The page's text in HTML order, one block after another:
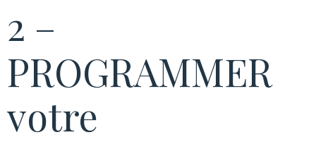
2 –
PROGRAMMER
votre